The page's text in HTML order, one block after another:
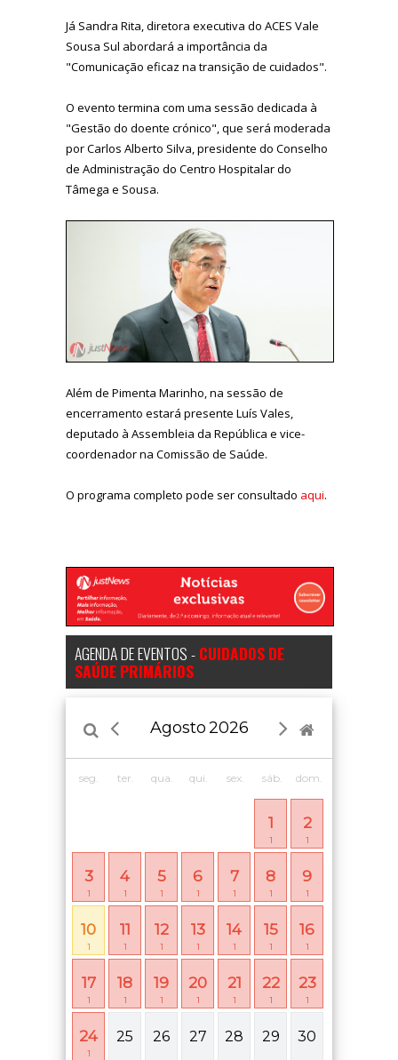
Já Sandra Rita, diretora executiva do ACES Vale
Sousa Sul abordará a importância da
"Comunicação eficaz na transição de cuidados".
O evento termina com uma sessão dedicada à
"Gestão do doente crónico", que será moderada
por Carlos Alberto Silva, presidente do Conselho
de Administração do Centro Hospitalar do
Tâmega e Sousa.
Além de Pimenta Marinho, na sessão de
encerramento estará presente Luís Vales,
deputado à Assembleia da República e vice-
coordenador na Comissão de Saúde.
O programa completo pode ser consultado aqui.
AGENDA DE EVENTOS -CUIDADOS DE
SAÚDE PRIMÁRIOS
Agosto2026
seg. ter. qua. qui. sex. sáb. dom.
1
1
2
1
3
1
4
1
5
1
6
1
7
1
8
1
9
1
10
1
11
1
12
1
13
1
14
1
15
1
16
1
17
1
18
1
19
1
20
1
21
1
22
1
23
1
24
1
25 26 27 28 29 30